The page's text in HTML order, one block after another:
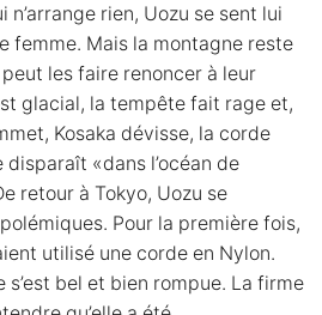
rien, Uozu se sent lui
femme. Mais la montagne reste
les faire renoncer à leur
glacial, la tempête fait rage et,
Kosaka dévisse, la corde
disparaît «dans l’océan de
retour à Tokyo, Uozu se
Pour la première fois,
utilisé une corde en Nylon.
s’est bel et bien rompue. La firme